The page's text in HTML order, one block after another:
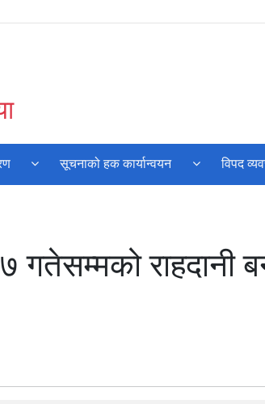
सूचनाको हक कार्यान्वयन विपद
राहदानी